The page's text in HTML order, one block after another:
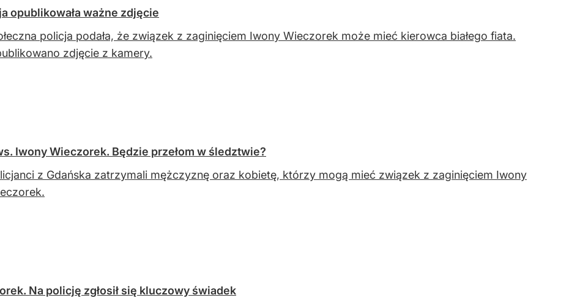
opublikowała ważne zdjęcie
policja podała, że związek z zaginięciem Iwony Wieczorek może mieć kierowca białego fiata.
zdjęcie z kamery.
Iwony Wieczorek. Będzie przełom w śledztwie?
z Gdańska zatrzymali mężczyznę oraz kobietę, którzy mogą mieć związek z zaginięciem Iwony
Na policję zgłosił się kluczowy świadek